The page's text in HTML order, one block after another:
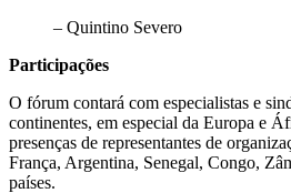
– Quintino Severo
Participações
O fórum contará com especialistas e
continentes, em especial da Europa e
presenças de representantes de
França, Argentina, Senegal, Congo,
países.